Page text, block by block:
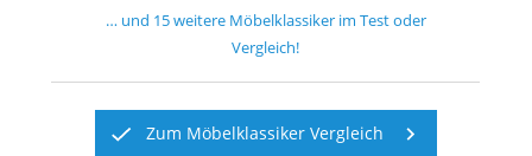
… und 15weitere Möbelklassikerim Test oder
Vergleich!
Zum Möbelklassiker Vergleich